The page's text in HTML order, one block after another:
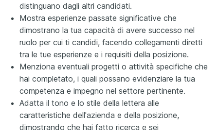
distinguano dagli altri candidati.
Mostra esperienze passate significative che
dimostrano la tua capacità di avere successo nel
ruolo per cui ti candidi, facendo collegamenti diretti
tra le tue esperienze e i requisiti della posizione.
Menziona eventuali progetti o attività specifiche che
hai completato, i quali possano evidenziare la tua
competenza e impegno nel settore pertinente.
Adatta il tono e lo stile della lettera alle
caratteristiche dell'azienda e della posizione,
dimostrando che hai fatto ricerca e sei